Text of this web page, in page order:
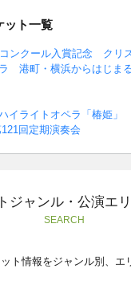
ット一覧
ンクール入賞記念 クリ
港町・横浜からはじま
イライトオペラ「椿姫」
回定期演奏会
ジャンル・公演エ
SEARCH
ト情報をジャンル別、エ